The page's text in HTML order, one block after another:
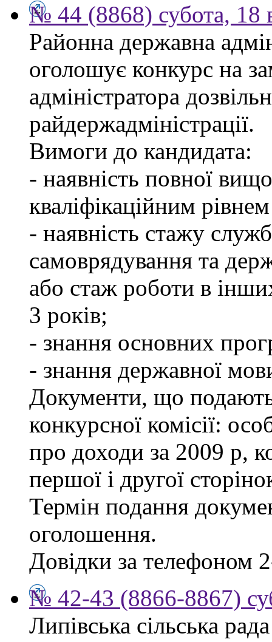
№ 44 (8868) субота, 18
Районна державна
оголошує конкурс на
адміністратора
райдержадміністрації.
Вимоги до кандидата:
- наявність повної
кваліфікаційним
- наявність стажу
самоврядування та
або стаж роботи в
3 років;
- знання основних
- знання державної
Документи, що
конкурсної комісії:
про доходи за 2009 р,
першої і другої
Термін подання
оголошення.
Довідки за телефоном
№ 42-43 (8866-8867)
Липівська сільська